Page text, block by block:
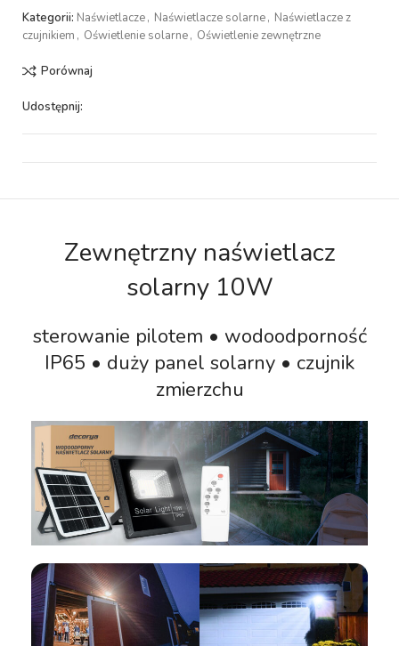
Kategorii: Naświetlacze, Naświetlacze solarne, Naświetlacze z
czujnikiem , Oświetlenie solarne, Oświetlenie zewnętrzne
Porównaj
Udostępnij:
Zewnętrzny naświetlacz
solarny 10W
sterowanie pilotem • wodoodporność
IP65 • duży panel solarny • czujnik
zmierzchu